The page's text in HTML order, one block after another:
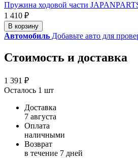
Пружина ходовой части
1 410 ₽
В корзину
Автомобиль Добавьте авто для
Стоимость и доставка
1 391 ₽
Осталось 1 шт
Доставка
7 августа
Оплата
наличными
Возврат
в течение 7 дней